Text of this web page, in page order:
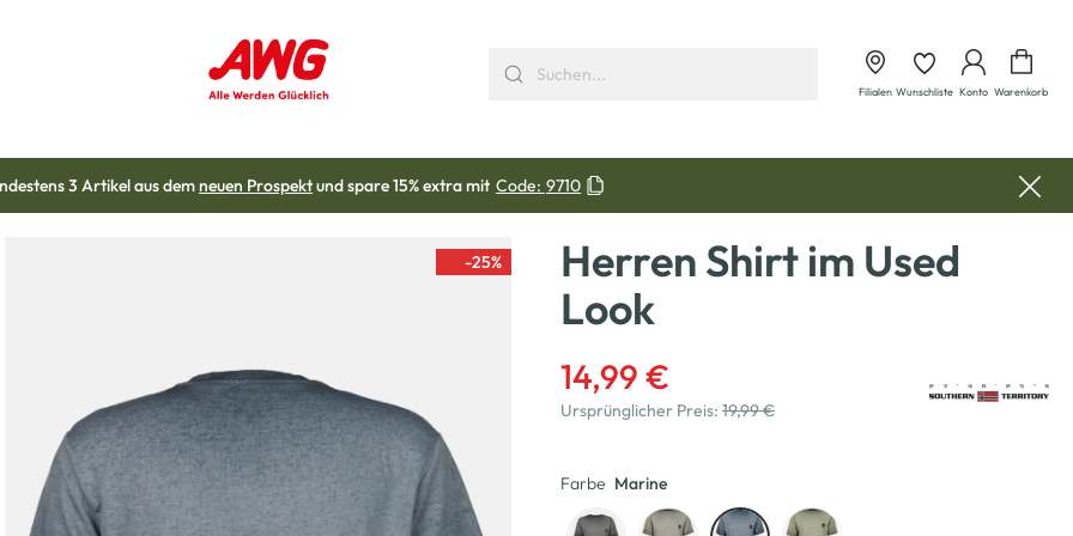
Filialen Wunschliste Konto Warenkorb
3 Artikel aus demneuen Prospektund spare 15% extra mit Code: 9710
-25%
Herren Shirt im Used
Look
14,99 €
Ursprünglicher Preis: 19,99 €
Farbe Marine